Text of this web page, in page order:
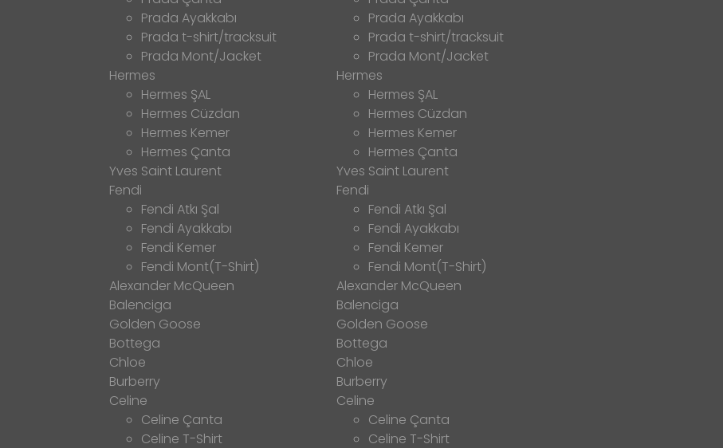
Prada Ayakkabı
Prada t-shirt/tracksuit
Prada Mont/Jacket
Hermes
Hermes ŞAL
Hermes Cüzdan
Hermes Kemer
Hermes Çanta
Yves Saint Laurent
Fendi
Fendi Atkı Şal
Fendi Ayakkabı
Fendi Kemer
Fendi Mont(T-Shirt)
Alexander McQueen
Balenciga
Golden Goose
Bottega
Chloe
Burberry
Celine
Celine Çanta
Celine T-Shirt
Prada Ayakkabı
Prada t-shirt/tracksuit
Prada Mont/Jacket
Hermes
Hermes ŞAL
Hermes Cüzdan
Hermes Kemer
Hermes Çanta
Yves Saint Laurent
Fendi
Fendi Atkı Şal
Fendi Ayakkabı
Fendi Kemer
Fendi Mont(T-Shirt)
Alexander McQueen
Balenciga
Golden Goose
Bottega
Chloe
Burberry
Celine
Celine Çanta
Celine T-Shirt